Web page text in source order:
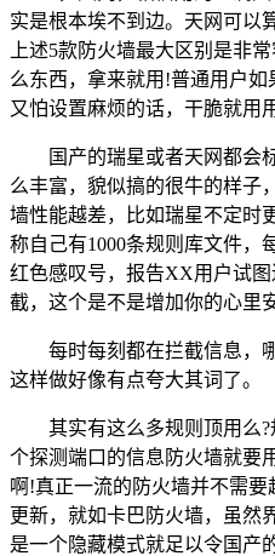
实是根本埃不到边。天网可以
上述5款防火墙最大区别是非
么东西，拿来就用!普通用户
又怕设置麻烦的话，干脆就用
国产的瑞星或者天网都会
么丰富，貌似搞的很牛的样子
墙性能越差，比如瑞星不定时
称自己有1000条规则库文件，
红色感叹号，报告XX用户试
截，这个是不是增加你的心里
每时每刻都在拦截信息，
这样做好像有点夸大其词了。
其实有这么多规则顶用么
个探测端口的信息防火墙就要
啊!真正一流的防火墙并不需
更新，就如卡巴防火墙，虽然
是一个隐藏模式就足以令国产